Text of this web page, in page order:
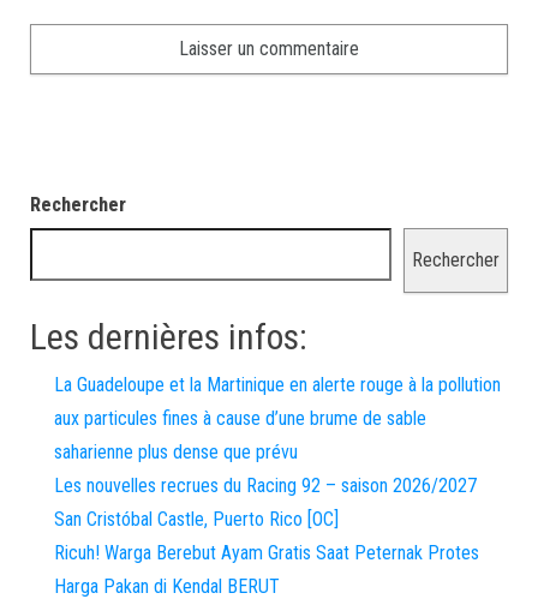
Rechercher
Rechercher
Les dernières infos:
La Guadeloupe et la Martinique en alerte rouge à la pollution
aux particules fines à cause d’une brume de sable
saharienne plus dense que prévu
Les nouvelles recrues du Racing 92 – saison 2026/2027
San Cristóbal Castle, Puerto Rico [OC]
Ricuh! Warga Berebut Ayam Gratis Saat Peternak Protes
Harga Pakan di Kendal BERUT